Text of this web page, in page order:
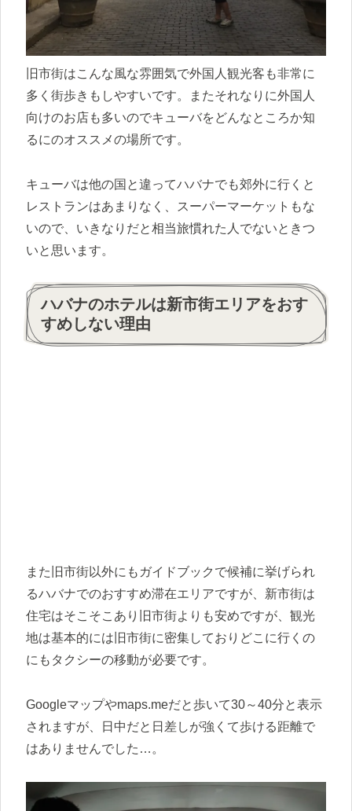
旧市街はこんな風な雰囲気で外国人観光客も非常に
多く街歩きもしやすいです。またそれなりに外国人
向けのお店も多いのでキューバをどんなところか知
るにのオススメの場所です。
キューバは他の国と違ってハバナでも郊外に行くと
レストランはあまりなく、スーパーマーケットもな
いので、いきなりだと相当旅慣れた人でないときつ
いと思います。
ハバナのホテルは新市街エリアをおす
すめしない理由
また旧市街以外にもガイドブックで候補に挙げられ
るハバナでのおすすめ滞在エリアですが、新市街は
住宅はそこそこあり旧市街よりも安めですが、観光
地は基本的には旧市街に密集しておりどこに行くの
にもタクシーの移動が必要です。
Googleマップやmaps.meだと歩いて30～40分と表示
されますが、日中だと日差しが強くて歩ける距離で
はありませんでした…。